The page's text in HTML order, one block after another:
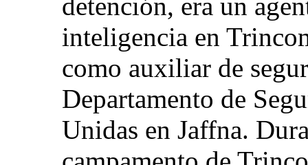
detención, era un
inteligencia en
como auxiliar de
Departamento de
Unidas en Jaffna.